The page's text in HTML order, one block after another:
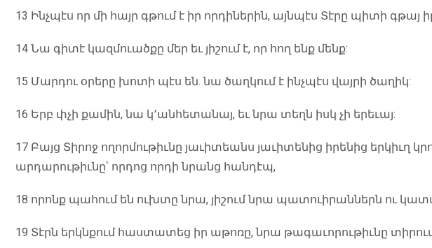
13 Ինչպէս որ մի հայր գթում է իր որդիներին, այնպէս Տէրը պիտի գթայ
14 Նա գիտէ կազմուածքը մեր եւ յիշում է, որ հող ենք մենք:
15 Մարդու օրերը խոտի պէս են. նա ծաղկում է ինչպէս վայրի ծաղիկ:
16 Երբ փչի քամին, նա կ՚անհետանայ, եւ նրա տեղն իսկ չի երեւայ:
17 Բայց Տիրոջ ողորմութիւնը յաւիտեանս յաւիտենից իրենից երկիւղ
արդարութիւնը՝ որդոց որդի նրանց հանդէպ,
18 որոնք պահում են ուխտը նրա, յիշում նրա պատուիրաններն ու
19 Տէրն երկնքում հաստատեց իր աթոռը, նրա թագաւորութիւնը տիրում